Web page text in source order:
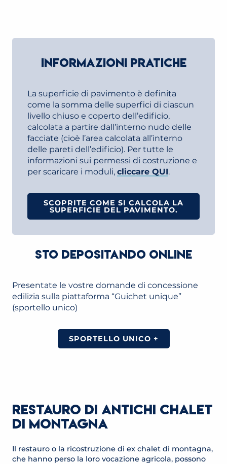
STO DEPOSITANDO ONLINE
Presentate le vostre domande di concessione
edilizia sulla piattaforma “Guichet unique”
(sportello unico)
SPORTELLO UNICO +
INFORMAZIONI PRATICHE
La superficie di pavimento è definita
come la somma delle superfici di ciascun
livello chiuso e coperto dell’edificio,
calcolata a partire dall’interno nudo delle
facciate (cioè l’area calcolata all’interno
delle pareti dell’edificio). Per tutte le
informazioni sui permessi di costruzione e
per scaricare i moduli, cliccare QUI.
SCOPRITE COME SI CALCOLA LA
SUPERFICIE DEL PAVIMENTO.
RESTAURO DI ANTICHI CHALET
DI MONTAGNA
Il restauro o la ricostruzione di ex chalet di montagna,
che hanno perso la loro vocazione agricola, possono